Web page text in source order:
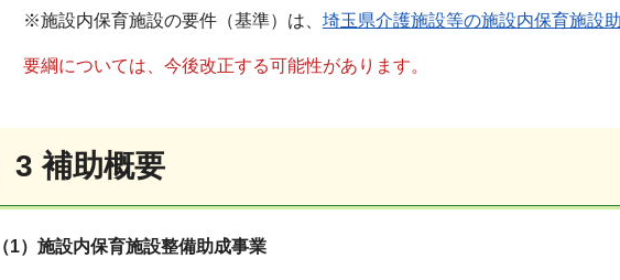
※施設内保育施設の要件（基準）は、 埼玉県介護施設等の施設内保育施設
要綱については、今後改正する可能性があります。
3 補助概要
（1）施設内保育施設整備助成事業